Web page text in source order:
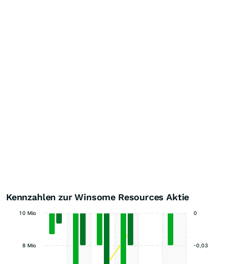
Kennzahlen zur Winsome Resources Aktie
8 Mio
10 Mio
-0,03
0